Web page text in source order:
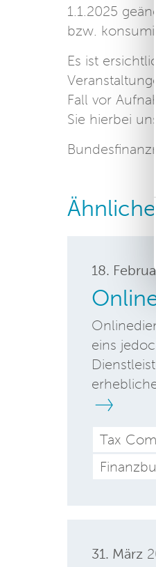
1.1.2025
bzw.
Es ist
Fall vor
Sie hierbei
18.
eins
Tax
31. März